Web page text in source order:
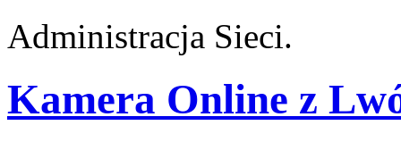
Administracja Sieci.
Kamera Online z